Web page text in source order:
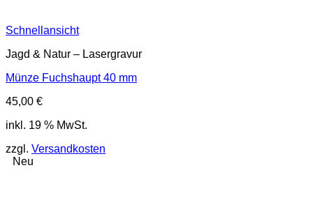
Schnellansicht
Jagd & Natur – Lasergravur
Münze Fuchshaupt 40 mm
45,00 €
inkl. 19 % MwSt.
zzgl. Versandkosten
Neu